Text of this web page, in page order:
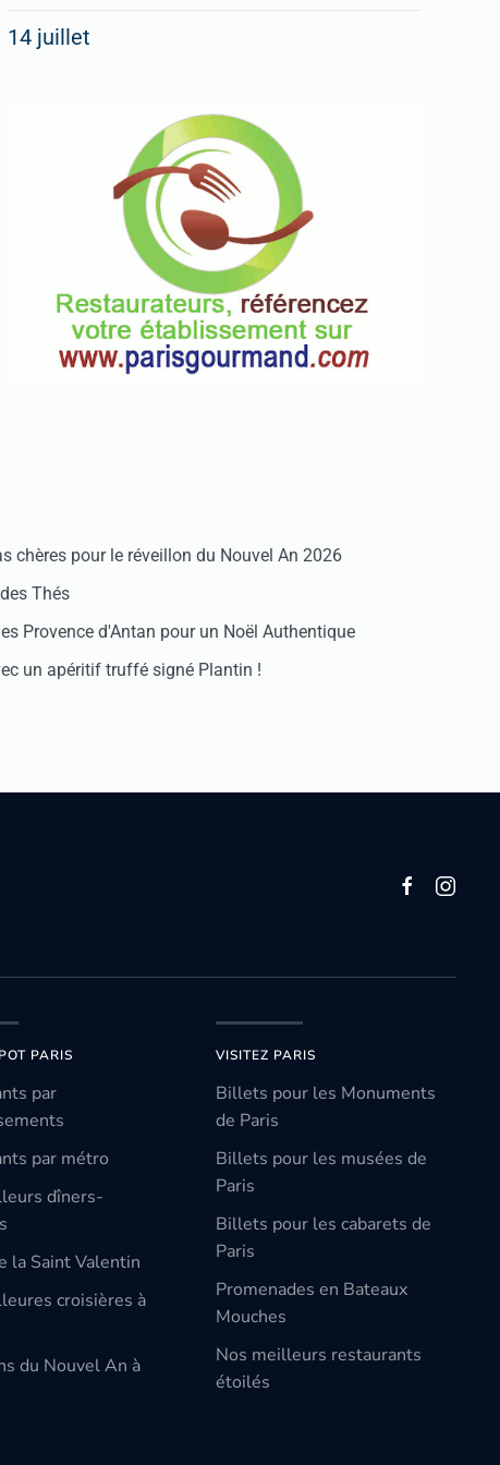
14 juillet
chères pour le réveillon du Nouvel An 2026
Thés
Provence d'Antan pour un Noël Authentique
un apéritif truffé signé Plantin !
PARIS
par
par métro
dîners-
la Saint Valentin
croisières à
du Nouvel An à
VISITEZ PARIS
Billets pour les Monuments
de Paris
Billets pour les musées de
Paris
Billets pour les cabarets de
Paris
Promenades en Bateaux
Mouches
Nos meilleurs restaurants
étoilés